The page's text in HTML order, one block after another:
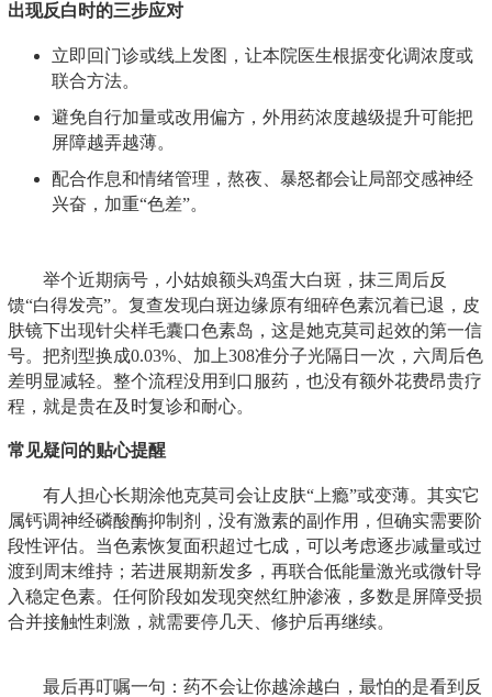
出现反白时的三步应对
立即回门诊或线上发图，让本院医生根据变化调浓度或
联合方法。
避免自行加量或改用偏方，外用药浓度越级提升可能把
屏障越弄越薄。
配合作息和情绪管理，熬夜、暴怒都会让局部交感神经
兴奋，加重“色差”。
举个近期病号，小姑娘额头鸡蛋大白斑，抹三周后反
馈“白得发亮”。复查发现白斑边缘原有细碎色素沉着已退，皮
肤镜下出现针尖样毛囊口色素岛，这是她克莫司起效的第一信
号。把剂型换成0.03%、加上308准分子光隔日一次，六周后色
差明显减轻。整个流程没用到口服药，也没有额外花费昂贵疗
程，就是贵在及时复诊和耐心。
常见疑问的贴心提醒
有人担心长期涂他克莫司会让皮肤“上瘾”或变薄。其实它
属钙调神经磷酸酶抑制剂
，没有激素的副作用，但确实需要阶
段性评估。当色素恢复面积超过七成，可以考虑逐步减量或过
渡到周末维持；若进展期新发多，再联合低能量激光或微针导
入稳定色素。任何阶段如发现突然红肿渗液，多数是屏障受损
合并接触性刺激，就需要停几天、修护后再继续。
最后再叮嘱一句：药不会让你越涂越白，最怕的是看到反